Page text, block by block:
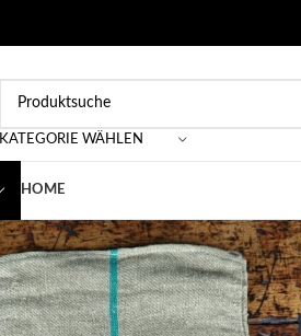
KATEGORIE WÄHLEN
HOME